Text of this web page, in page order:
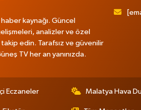
kaynağı. Güncel
analizler ve özel
edin. Tarafsız ve güvenilir
TV her an yanınızda.
Eczaneler Malatya Hava